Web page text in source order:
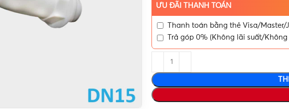
ƯU ĐÃI THANH TOÁN
Thanh toán bằng thẻ Visa/Master/
Trả góp 0% (Không lãi suất/